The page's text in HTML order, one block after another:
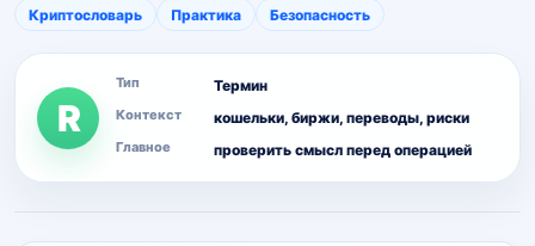
Криптословарь Практика Безопасность
R
Тип Термин
Контекст кошельки, биржи, переводы, риски
Главное проверить смысл перед операцией